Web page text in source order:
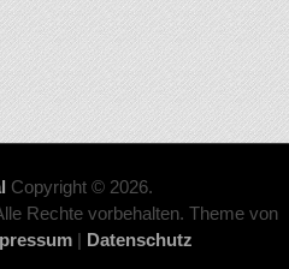
Copyright © 2026.
Rechte vorbehalten. Theme von
| Datenschutz